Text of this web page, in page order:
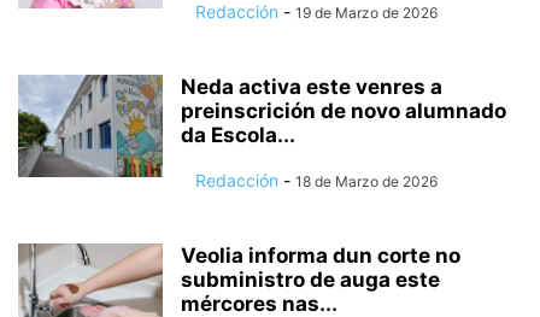
Redacción - 19 de Marzo de 2026
Neda activa este venres a
preinscrición de novo alumnado
da Escola...
Redacción - 18 de Marzo de 2026
Veolia informa dun corte no
subministro de auga este
mércores nas...